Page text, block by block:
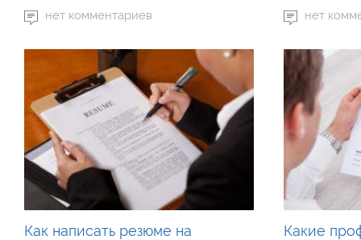
нет комментариев нет
Как написать резюме на
Какие